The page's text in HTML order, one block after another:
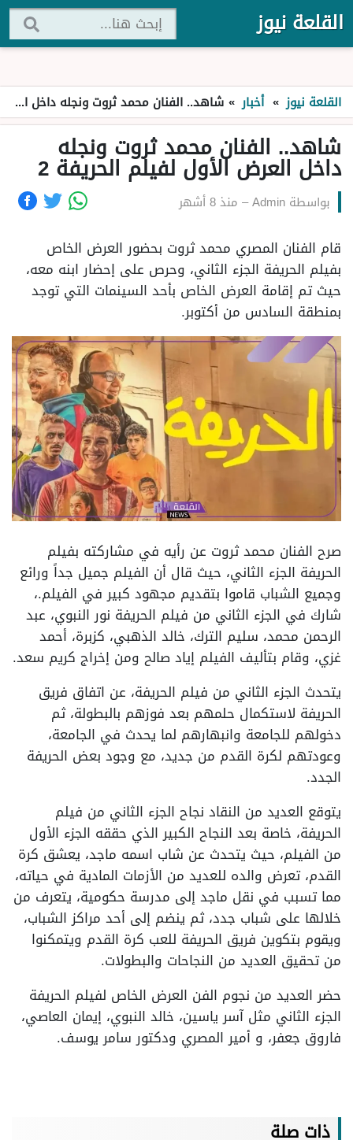
القلعة نيوز
القلعة نيوز » أخبار » شاهد.. الفنان محمد ثروت ونجله داخل العرض الأول لفيلم الحريفة 2
شاهد.. الفنان محمد ثروت ونجله
داخل العرض الأول لفيلم الحريفة 2
بواسطة Admin
– منذ 8 أشهر
قام الفنان المصري محمد ثروت بحضور العرض الخاص
بفيلم الحريفة الجزء الثاني، وحرص على إحضار ابنه معه،
حيث تم إقامة العرض الخاص بأحد السينمات التي توجد
بمنطقة السادس من أكتوبر.
صرح الفنان محمد ثروت عن رأيه في مشاركته بفيلم
الحريفة الجزء الثاني، حيث قال أن الفيلم جميل جداً ورائع
وجميع الشباب قاموا بتقديم مجهود كبير في الفيلم.،
شارك في الجزء الثاني من فيلم الحريفة نور النبوي، عبد
الرحمن محمد، سليم الترك، خالد الذهبي، كزبرة، أحمد
غزي، وقام بتأليف الفيلم إياد صالح ومن إخراج كريم سعد.
يتحدث الجزء الثاني من فيلم الحريفة، عن اتفاق فريق
الحريفة لاستكمال حلمهم بعد فوزهم بالبطولة، ثم
دخولهم للجامعة وانبهارهم لما يحدث في الجامعة،
وعودتهم لكرة القدم من جديد، مع وجود بعض الحريفة
الجدد.
يتوقع العديد من النقاد نجاح الجزء الثاني من فيلم
الحريفة، خاصة بعد النجاح الكبير الذي حققه الجزء الأول
من الفيلم، حيث يتحدث عن شاب اسمه ماجد، يعشق كرة
القدم، تعرض والده للعديد من الأزمات المادية في حياته،
مما تسبب في نقل ماجد إلى مدرسة حكومية، يتعرف من
خلالها على شباب جدد، ثم ينضم إلى أحد مراكز الشباب،
ويقوم بتكوين فريق الحريفة للعب كرة القدم ويتمكنوا
من تحقيق العديد من النجاحات والبطولات.
حضر العديد من نجوم الفن العرض الخاص لفيلم الحريفة
الجزء الثاني مثل آسر ياسين، خالد النبوي، إيمان العاصي،
فاروق جعفر، و أمير المصري ودكتور سامر يوسف.
ذات صلة